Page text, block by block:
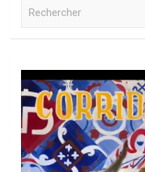
r
c
h
e
r